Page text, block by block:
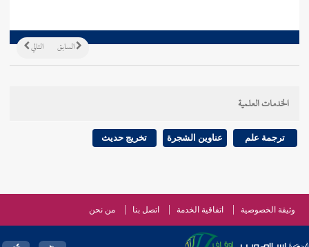
التالي السابق
الخدمات العلمية
ترجمة علم عناوين الشجرة تخريج حديث
وثيقة الخصوصية اتفاقية الخدمة اتصل بنا من نحن